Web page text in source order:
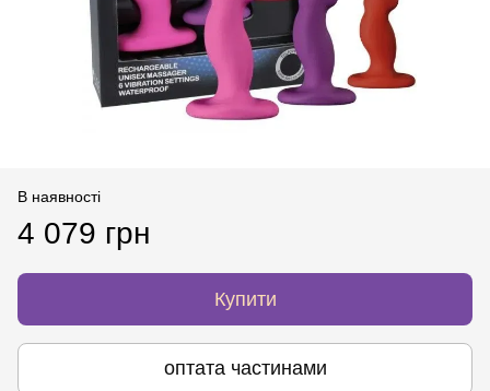
В наявності
4 079 грн
Купити
оптата частинами